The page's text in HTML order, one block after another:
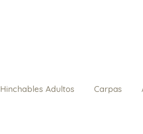
Hinchables Adultos Carpas